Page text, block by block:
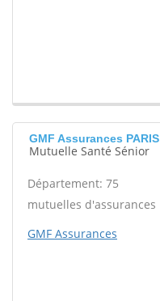
GMF Assurances PARIS
Mutuelle Santé Sénior
Département: 75
mutuelles d'assurances
GMF Assurances